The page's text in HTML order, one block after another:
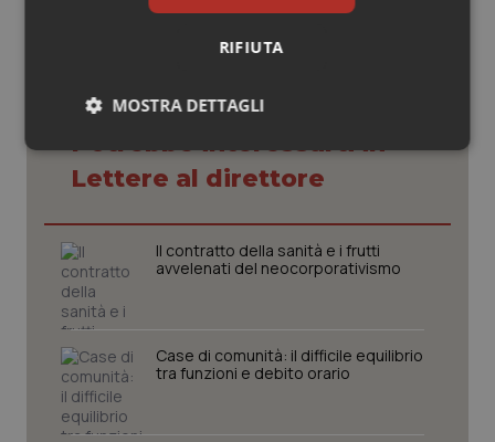
Potrebbe interessarti in
Lettere al direttore
Il contratto della sanità e i frutti
avvelenati del neocorporativismo
Case di comunità: il difficile equilibrio
tra funzioni e debito orario
RIFIUTA
MOSTRA DETTAGLI
Necessari Statistici Marketing
I cookie necessari contribuiscono a rendere fruibile il
sito web abilitandone funzionalità di base quali la
navigazione sulle pagine e l'accesso alle aree
protette del sito. Il sito web non è in grado di
funzionare correttamente senza questi cookie.